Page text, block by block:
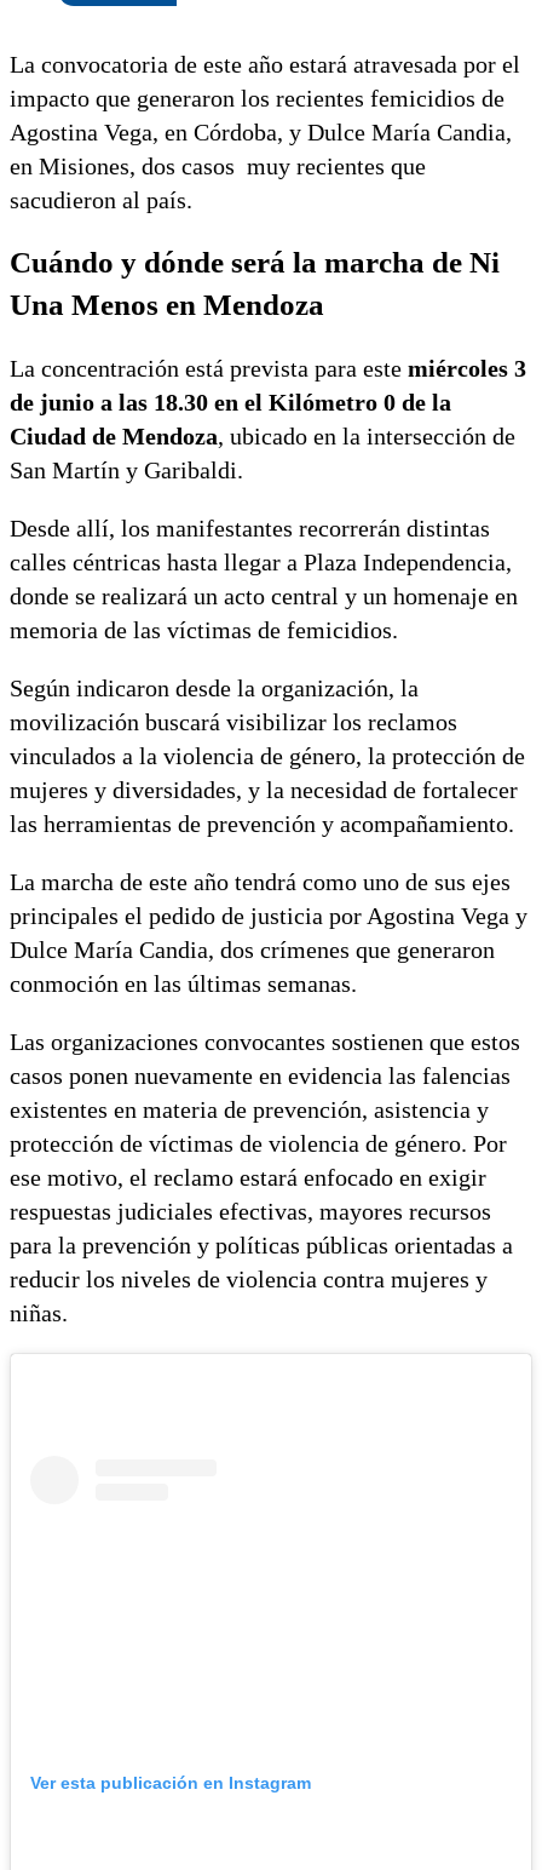
La convocatoria de este año estará atravesada por el
impacto que generaron los recientes femicidios de
Agostina Vega, en Córdoba, y Dulce María Candia,
en Misiones, dos casos muy recientes que
sacudieron al país.
Cuándo y dónde será la marcha de Ni
Una Menos en Mendoza
La concentración está prevista para este miércoles 3
de junio a las 18.30 en el Kilómetro 0 de la
Ciudad de Mendoza, ubicado en la intersección de
San Martín y Garibaldi.
Desde allí, los manifestantes recorrerán distintas
calles céntricas hasta llegar a Plaza Independencia,
donde se realizará un acto central y un homenaje en
memoria de las víctimas de femicidios.
Según indicaron desde la organización, la
movilización buscará visibilizar los reclamos
vinculados a la violencia de género, la protección de
mujeres y diversidades, y la necesidad de fortalecer
las herramientas de prevención y acompañamiento.
La marcha de este año tendrá como uno de sus ejes
principales el pedido de justicia por Agostina Vega y
Dulce María Candia, dos crímenes que generaron
conmoción en las últimas semanas.
Las organizaciones convocantes sostienen que estos
casos ponen nuevamente en evidencia las falencias
existentes en materia de prevención, asistencia y
protección de víctimas de violencia de género. Por
ese motivo, el reclamo estará enfocado en exigir
respuestas judiciales efectivas, mayores recursos
para la prevención y políticas públicas orientadas a
reducir los niveles de violencia contra mujeres y
niñas.
Ver esta publicación en Instagram